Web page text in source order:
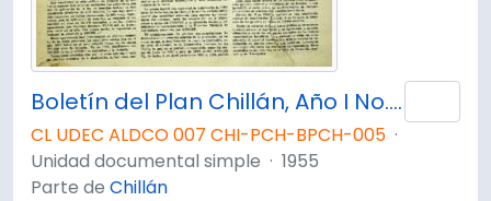
Boletín del Plan Chillán, Año I No.5 Septiembre - Octubre 1955.
CL UDEC ALDCO 007 CHI-PCH-BPCH-005 ·
Unidad documental simple · 1955
Parte de Chillán